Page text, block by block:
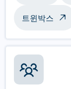
트윈박스